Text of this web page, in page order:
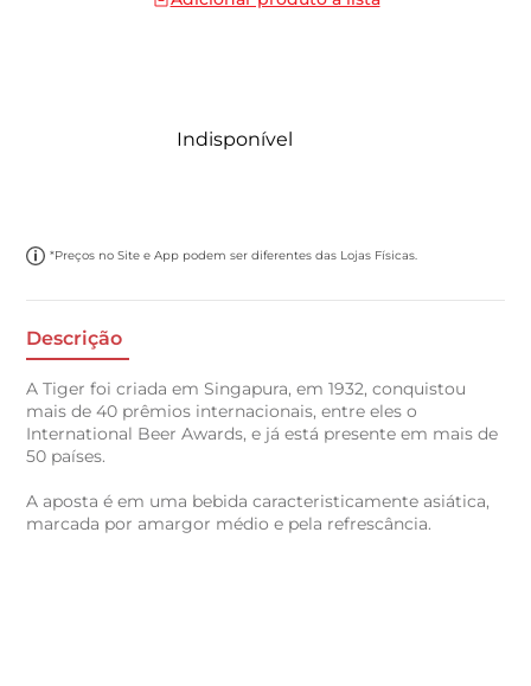
Indisponível
*Preços no Site e App podem ser diferentes das Lojas Físicas.
Descrição
A Tiger foi criada em Singapura, em 1932, conquistou
mais de 40 prêmios internacionais, entre eles o
International Beer Awards, e já está presente em mais de
50 países.
A aposta é em uma bebida caracteristicamente asiática,
marcada por amargor médio e pela refrescância.